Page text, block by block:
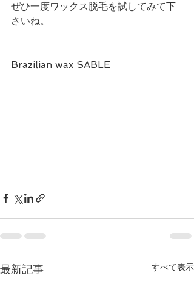
ぜひ一度ワックス脱毛を試してみて下
さいね。
Brazilian wax SABLE
最新記事 すべて表示